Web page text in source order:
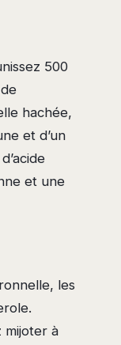
500
hachée,
et d’un
et une
les
mijoter à